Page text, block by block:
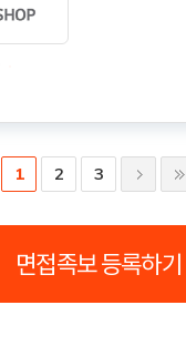
1 2 3
면접족보 등록하기